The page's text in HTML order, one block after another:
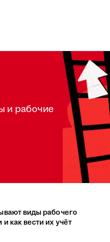
и рабочие
виды рабочего
как вести их учёт